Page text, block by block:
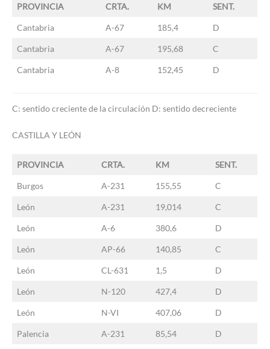
PROVINCIA CRTA. KM SENT.
Cantabria A-67 185,4 D
Cantabria A-67 195,68 C
Cantabria A-8 152,45 D
C: sentido creciente de la circulación D: sentido decreciente
CASTILLA Y LEÓN
PROVINCIA CRTA. KM SENT.
Burgos A-231 155,55 C
León A-231 19,014 C
León A-6 380,6 D
León AP-66 140,85 C
León CL-631 1,5 D
León N-120 427,4 D
León N-VI 407,06 D
Palencia A-231 85,54 D